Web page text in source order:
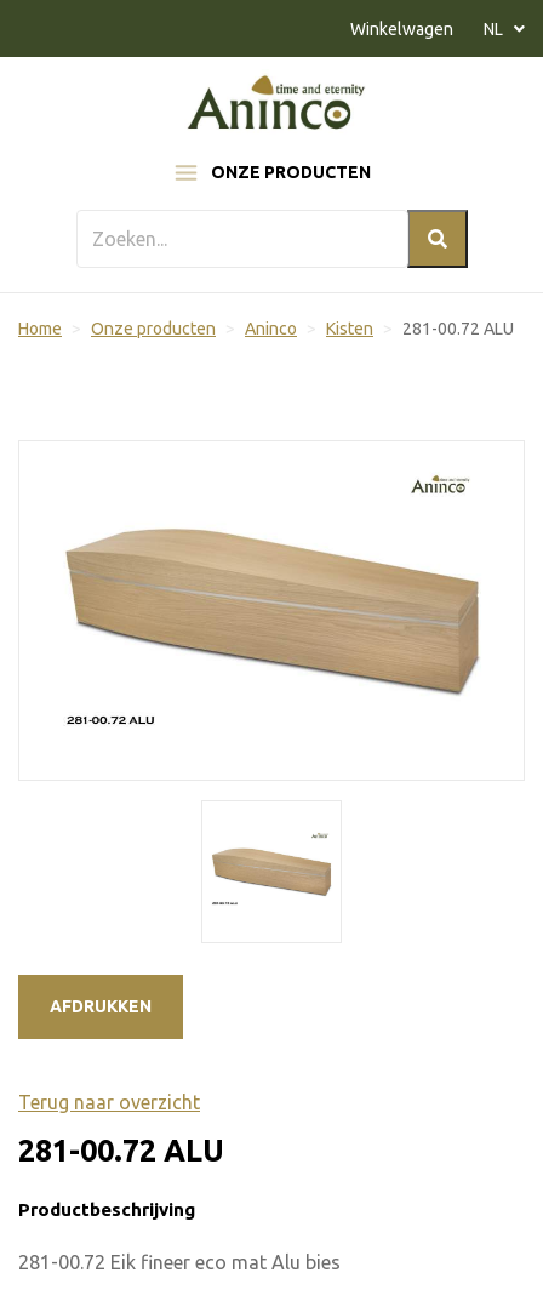
ONZE PRODUCTEN
Winkelwagen NL
Home Onze producten Aninco Kisten 281-00.72 ALU
AFDRUKKEN
Terug naar overzicht
281-00.72 ALU
Productbeschrijving
281-00.72 Eik fineer eco mat Alu bies